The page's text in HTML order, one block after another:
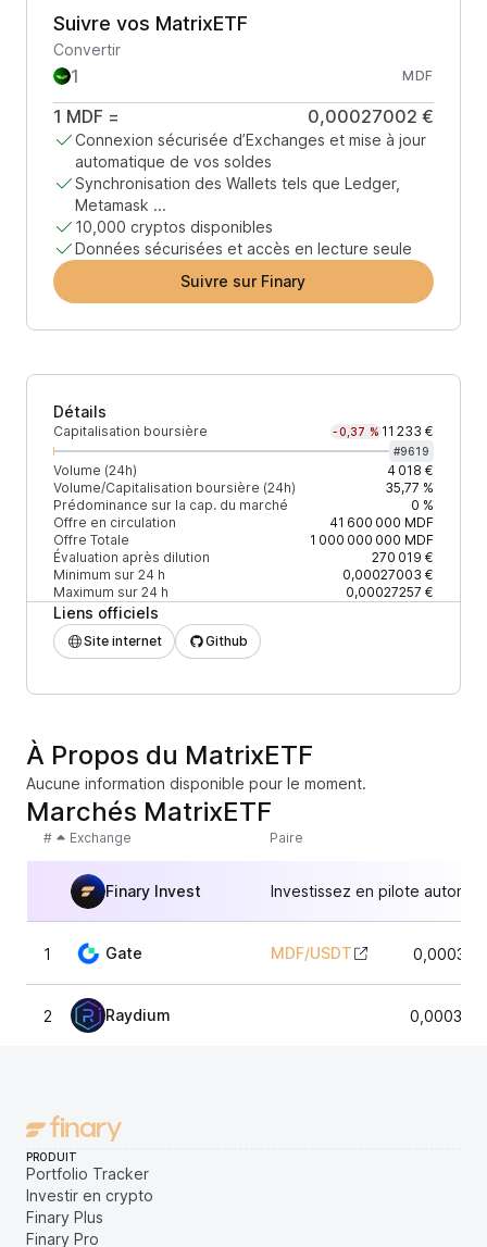
Suivre vos MatrixETF
Convertir
MDF
1 MDF = 0,00027002 €
Connexion sécurisée d’Exchanges et mise à jour
automatique de vos soldes
Synchronisation des Wallets tels que Ledger,
Metamask ...
10,000 cryptos disponibles
Données sécurisées et accès en lecture seule
Suivre sur Finary
Détails
Capitalisation boursière -0,37 % 11 233 €
#9619
Volume (24h)
4 018 €
Volume/Capitalisation boursière (24h)
35,77 %
Prédominance sur la cap. du marché
0 %
Offre en circulation
41 600 000 MDF
Offre Totale
1 000 000 000 MDF
Évaluation après dilution
270 019 €
Minimum sur 24 h
0,00027003 €
Maximum sur 24 h
0,00027257 €
Liens officiels
Site internet Github
À Propos du MatrixETF
Aucune information disponible pour le moment.
Marchés MatrixETF
# Exchange Paire
Finary Invest Investissez en pilote
1 Gate MDF/USDT
2 Raydium
PRODUIT
Portfolio Tracker
Investir en crypto
Finary Plus
Finary Pro